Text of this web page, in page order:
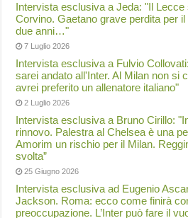
Intervista esclusiva a Jeda: "Il
Corvino. Gaetano grave perdita per
due anni…"
7 Luglio 2026
Intervista esclusiva a Fulvio
sarei andato all'Inter. Al Milan non si
avrei preferito un allenatore italiano"
2 Luglio 2026
Intervista esclusiva a Bruno Cirillo:
rinnovo. Palestra al Chelsea è una
Amorim un rischio per il Milan.
svolta”
25 Giugno 2026
Intervista esclusiva ad Eugenio
Jackson. Roma: ecco come finirà
preoccupazione. L’Inter può fare il